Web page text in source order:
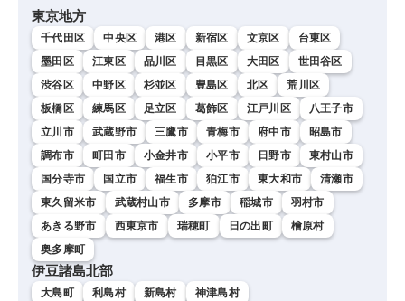
東京地方
千代田区 中央区 港区 新宿区 文京区
台東区
墨田区
江東区 品川区 目黒区 大田区
世田谷区
渋谷区
中野区 杉並区 豊島区 北区
荒川区
板橋区
練馬区 足立区 葛飾区 江戸川区
八王子市
立川市
武蔵野市 三鷹市 青梅市 府中市
昭島市
調布市
町田市 小金井市 小平市 日野市
東村山市
国分寺市
国立市 福生市 狛江市 東大和市
清瀬市
東久留米市
武蔵村山市 多摩市 稲城市
羽村市
あきる野市
西東京市 瑞穂町 日の出町
檜原村
奥多摩町
伊豆諸島北部
大島町 利島村 新島村 神津島村